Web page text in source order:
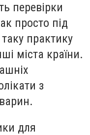
перевірки
просто під
практику
міста країни.
з
для